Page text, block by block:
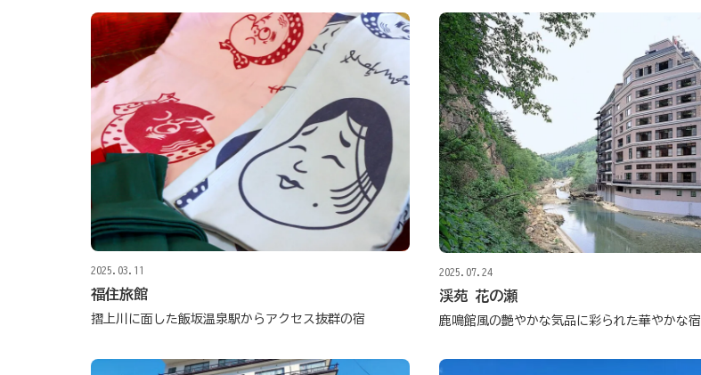
2025.03.11
福住旅館
摺上川に面した飯坂温泉駅からアクセス抜群の宿
2025.07.24
渓苑 花の瀬
鹿鳴館風の艶やかな気品に彩られた華やかな宿